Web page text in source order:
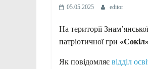
05.05.2025 editor
На території
патріотичної гри
Як повідомляє відділ